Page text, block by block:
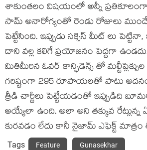
శాకుంతలం విషయంలో అన్నీ
సామ్ అనారోగ్యంతో రెండు రోజులు ముందే
పెట్టేసింది. ఇప్పుడు సక్సెస్ మీట్ లు
దాని వల్ల కలిగే ప్రయోజనం పెద్దగా
మితిమీరిన ఓవర్ కాన్ఫిడెన్స్ తో
గరిష్టంగా 295 రూపాయలతో పాటు
త్రీడి చార్జీలు పెట్టేయడంతో ఇప్పుడిది
అయ్యేలా ఉంది. అలా అని తక్కువ రేట్లున్న
కురవడం లేదు కానీ నైజామ్ ఎఫెక్ట్ మాత్రం
Tags Feature Gunasekhar